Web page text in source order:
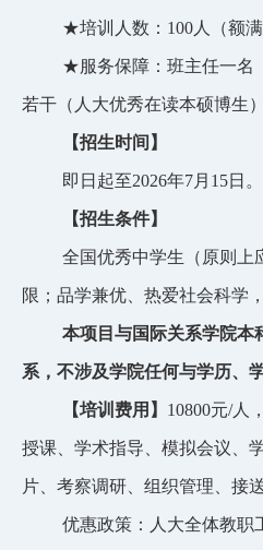
★培训人数： 100 人（额
★服务保障：班主任一名
若干（人大优秀在读本硕博生）
【招生时间】
即日起至2026年7月 15日。
【招生条件】
全国优秀中学生（原则上
限；品学兼优、热爱社会科学
本项目与国际关系学院本
系，不涉及学院任何与学历、
【培训费用】 10800元/人
授课、学术指导、模拟会议、
片、考察调研、组织管理、接
优惠政策： 人大全体教职